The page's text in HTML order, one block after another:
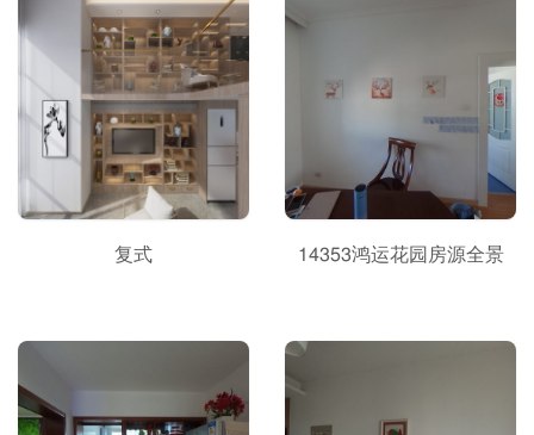
复式 14353鸿运花园房源全景